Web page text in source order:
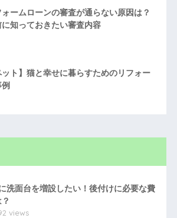
ォームローンの審査が通らない原因は？
に知っておきたい審査内容
ット】猫と幸せに暮らすためのリフォー
例
洗面台を増設したい！後付けに必要な費
views